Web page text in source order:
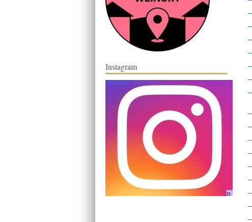
Instagram